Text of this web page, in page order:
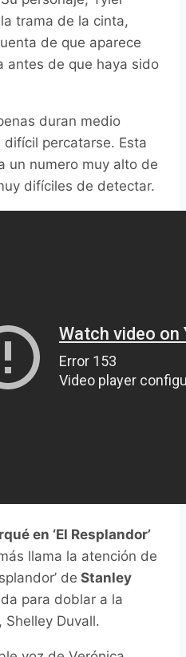
trama de la cinta,
de que aparece
antes de que haya sido
duran medio
percatarse. Esta
un numero muy alto de
difíciles de detectar.
en ‘El Resplandor’
llama la atención de
de Stanley
para doblar a la
Duvall.